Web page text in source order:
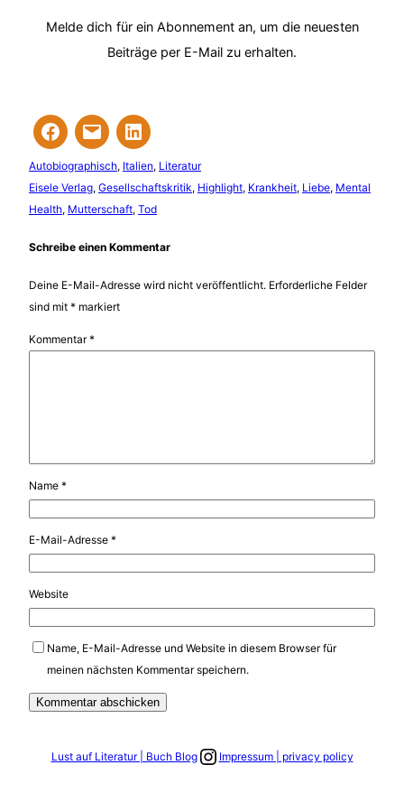
Melde dich für ein Abonnement an, um die neuesten
Beiträge per E-Mail zu erhalten.
Autobiographisch, Italien, Literatur
Eisele Verlag, Gesellschaftskritik, Highlight, Krankheit, Liebe, Mental
Health, Mutterschaft, Tod
Schreibe einen Kommentar
Deine E-Mail-Adresse wird nicht veröffentlicht. Erforderliche Felder
sind mit * markiert
Kommentar*
Name *
E-Mail-Adresse *
Website
Name, E-Mail-Adresse und Website in diesem Browser für
meinen nächsten Kommentar speichern.
Lust auf Literatur | Buch BlogLink zum Instagram Account
Impressum | privacy policy